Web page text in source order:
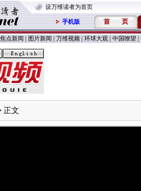
设万维读者为首页
手机版 首 页
焦点新闻 图片新闻 万维视频 环球大观 中国嘹望
正文